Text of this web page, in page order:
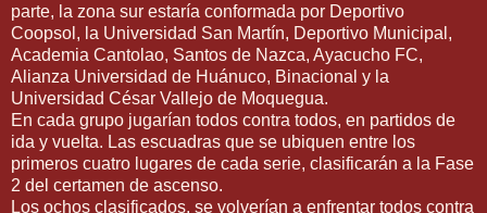
parte, la zona sur estaría conformada por Deportivo
Coopsol, la Universidad San Martín, Deportivo Municipal,
Academia Cantolao, Santos de Nazca, Ayacucho FC,
Alianza Universidad de Huánuco, Binacional y la
Universidad César Vallejo de Moquegua.
En cada grupo jugarían todos contra todos, en partidos de
ida y vuelta. Las escuadras que se ubiquen entre los
primeros cuatro lugares de cada serie, clasificarán a la Fase
2 del certamen de ascenso.
Los ochos clasificados, se volverían a enfrentar todos contra